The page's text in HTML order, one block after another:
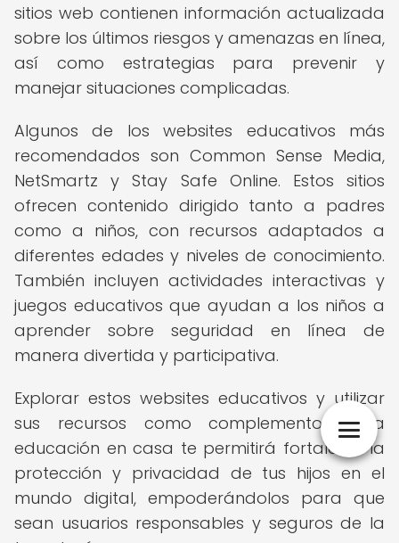
sitios web contienen información actualizada
sobre los últimos riesgos y amenazas en línea,
así como estrategias para prevenir y
manejar situaciones complicadas.
Algunos de los websites educativos más
recomendados son Common Sense Media,
NetSmartz y Stay Safe Online. Estos sitios
ofrecen contenido dirigido tanto a padres
como a niños, con recursos adaptados a
diferentes edades y niveles de conocimiento.
También incluyen actividades interactivas y
juegos educativos que ayudan a los niños a
aprender sobre seguridad en línea de
manera divertida y participativa.
Explorar estos websites educativos y utilizar
sus recursos como complemento a la
educación en casa te permitirá fortalecer la
protección y privacidad de tus hijos en el
mundo digital, empoderándolos para que
sean usuarios responsables y seguros de la